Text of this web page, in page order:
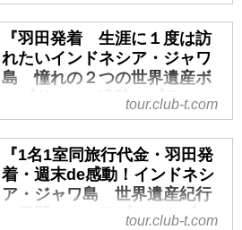
ジャカルタ間・復路はデンパサー
ル～成田間）／聖なるジャワ島と
憧れのバリ島６日間』の紹介をし
ています。ツアー・旅行のお申込
ならクラブツーリズム。
『羽田発着 生涯に１度は訪
れたいインドネシア・ジャワ
島 憧れの２つの世界遺産ボ
ロブドゥール遺跡とプランバ
ナン寺院５日間』｜クラブツ
ーリズム
『羽田発着 生涯に１度は訪れた
いインドネシア・ジャワ島 憧れ
の２つの世界遺産ボロブドゥール
tour.club-t.com
『1名1室同旅行代金・羽田発
着・週末de感動！インドネシ
ア・ジャワ島 世界遺産紀行
４日間』｜クラブツーリズム
tour.club-t.com